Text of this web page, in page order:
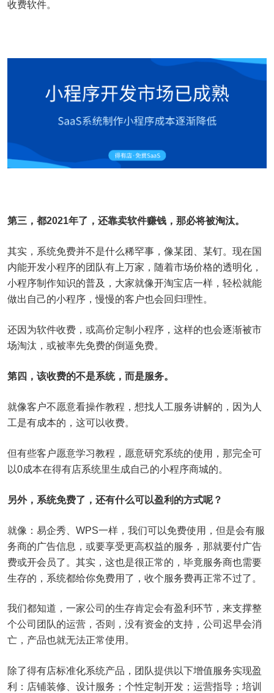
收费软件。
第三，都2021年了，还靠卖软件赚钱，那必将被淘汰。
其实，系统免费并不是什么稀罕事，像某团、某钉。现在国
内能开发小程序的团队有上万家，随着市场价格的透明化，
小程序制作知识的普及，大家就像开淘宝店一样，轻松就能
做出自己的小程序，慢慢的客户也会回归理性。
还因为软件收费，或高价定制小程序，这样的也会逐渐被市
场淘汰，或被率先免费的倒逼免费。
第四，该收费的不是系统，而是服务。
就像客户不愿意看操作教程，想找人工服务讲解的，因为人
工是有成本的，这可以收费。
但有些客户愿意学习教程，愿意研究系统的使用，那完全可
以0成本在得有店系统里生成自己的小程序商城的。
另外，系统免费了，还有什么可以盈利的方式呢？
就像：易企秀、WPS一样，我们可以免费使用，但是会有服
务商的广告信息，或要享受更高权益的服务，那就要付广告
费或开会员了。其实，这也是很正常的，毕竟服务商也需要
生存的，系统都给你免费用了，收个服务费再正常不过了。
我们都知道，一家公司的生存肯定会有盈利环节，来支撑整
个公司团队的运营，否则，没有资金的支持，公司迟早会消
亡，产品也就无法正常使用。
除了得有店标准化系统产品，团队提供以下增值服务实现盈
利：店铺装修、设计服务；个性定制开发；运营指导；培训